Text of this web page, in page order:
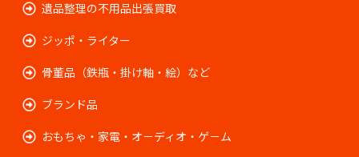
遺品整理の不用品出張買取
ジッポ・ライター
骨董品（鉄瓶・掛け軸・絵）など
ブランド品
おもちゃ・家電・オ－ディオ・ゲ－ム